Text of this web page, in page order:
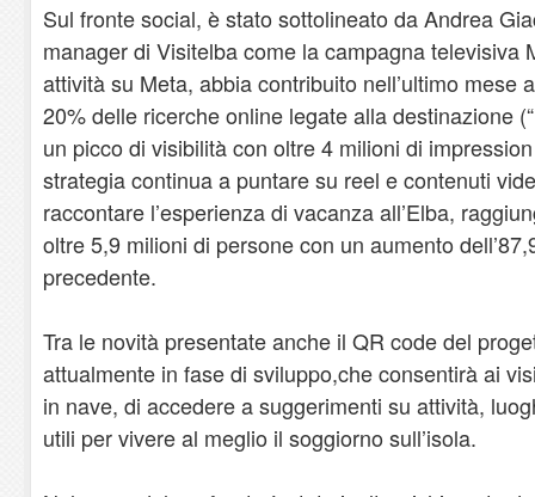
Sul fronte social, è stato sottolineato da Andrea
manager di Visitelba come la campagna televisiva
attività su Meta, abbia contribuito nell’ultimo mese
20% delle ricerche online legate alla destinazione
un picco di visibilità con oltre 4 milioni di
strategia continua a puntare su reel e contenuti
raccontare l’esperienza di vacanza all’Elba,
oltre 5,9 milioni di persone con un aumento
precedente.
Tra le novità presentate anche il QR code del
attualmente in fase di sviluppo,che consentirà ai
in nave, di accedere a suggerimenti su attività,
utili per vivere al meglio il soggiorno sull’isola.